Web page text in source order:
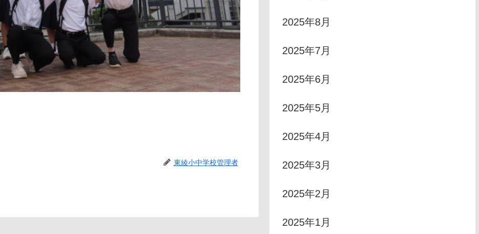
東綾小中学校管理者
2025年8月
2025年7月
2025年6月
2025年5月
2025年4月
2025年3月
2025年2月
2025年1月